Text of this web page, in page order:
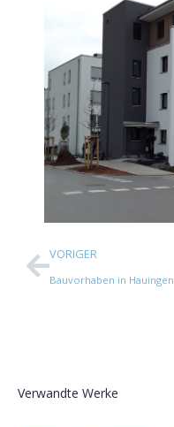
VORIGER
Bauvorhaben in Hauingen
Verwandte Werke